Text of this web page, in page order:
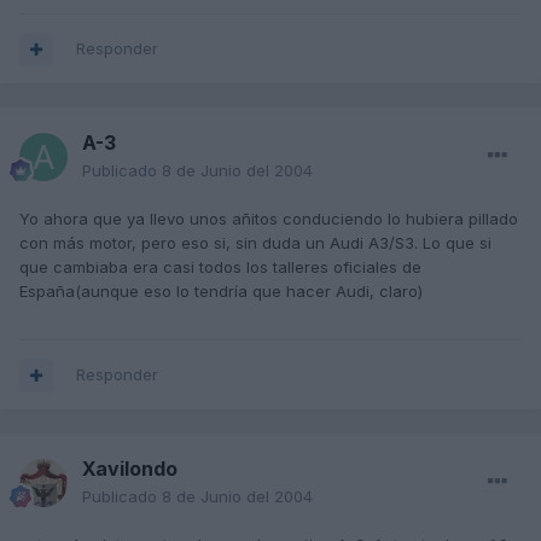
Responder
A-3
Publicado 8 de Junio del 2004
Yo ahora que ya llevo unos añitos conduciendo lo hubiera pillado
con más motor, pero eso si, sin duda un Audi A3/S3. Lo que si
que cambiaba era casi todos los talleres oficiales de
España(aunque eso lo tendría que hacer Audi, claro)
Responder
Xavilondo
Publicado 8 de Junio del 2004